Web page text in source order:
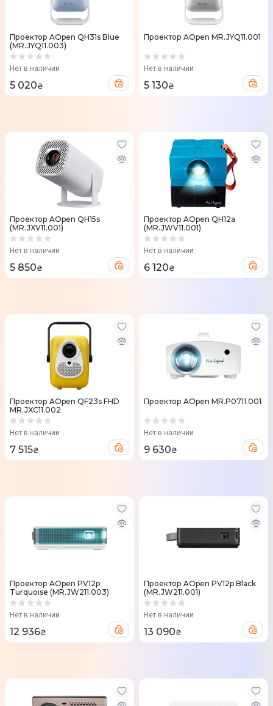
Проектор AOpen QH31s Blue
(MR.JYQ11.003)
Нет в наличии
5 020₴
Проектор AOpen MR.JYQ11.001
Нет в наличии
5 130₴
Проектор AOpen QH15s
(MR.JXV11.001)
Нет в наличии
5 850₴
Проектор AOpen QH12a
(MR.JWV11.001)
Нет в наличии
6 120₴
Проектор AOpen QF23s FHD
MR.JXC11.002
Нет в наличии
7 515₴
Проектор AOpen MR.P0711.001
Нет в наличии
9 630₴
Проектор AOpen PV12p
Turquoise (MR.JW211.003)
Нет в наличии
12 936₴
Проектор AOpen PV12p Black
(MR.JW211.001)
Нет в наличии
13 090₴